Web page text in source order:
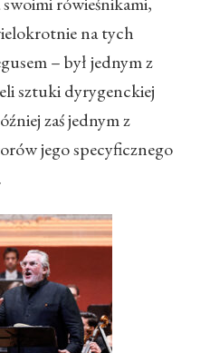
na tych
– był jednym z
sztuki dyrygenckiej
zaś jednym z
jego specyficznego